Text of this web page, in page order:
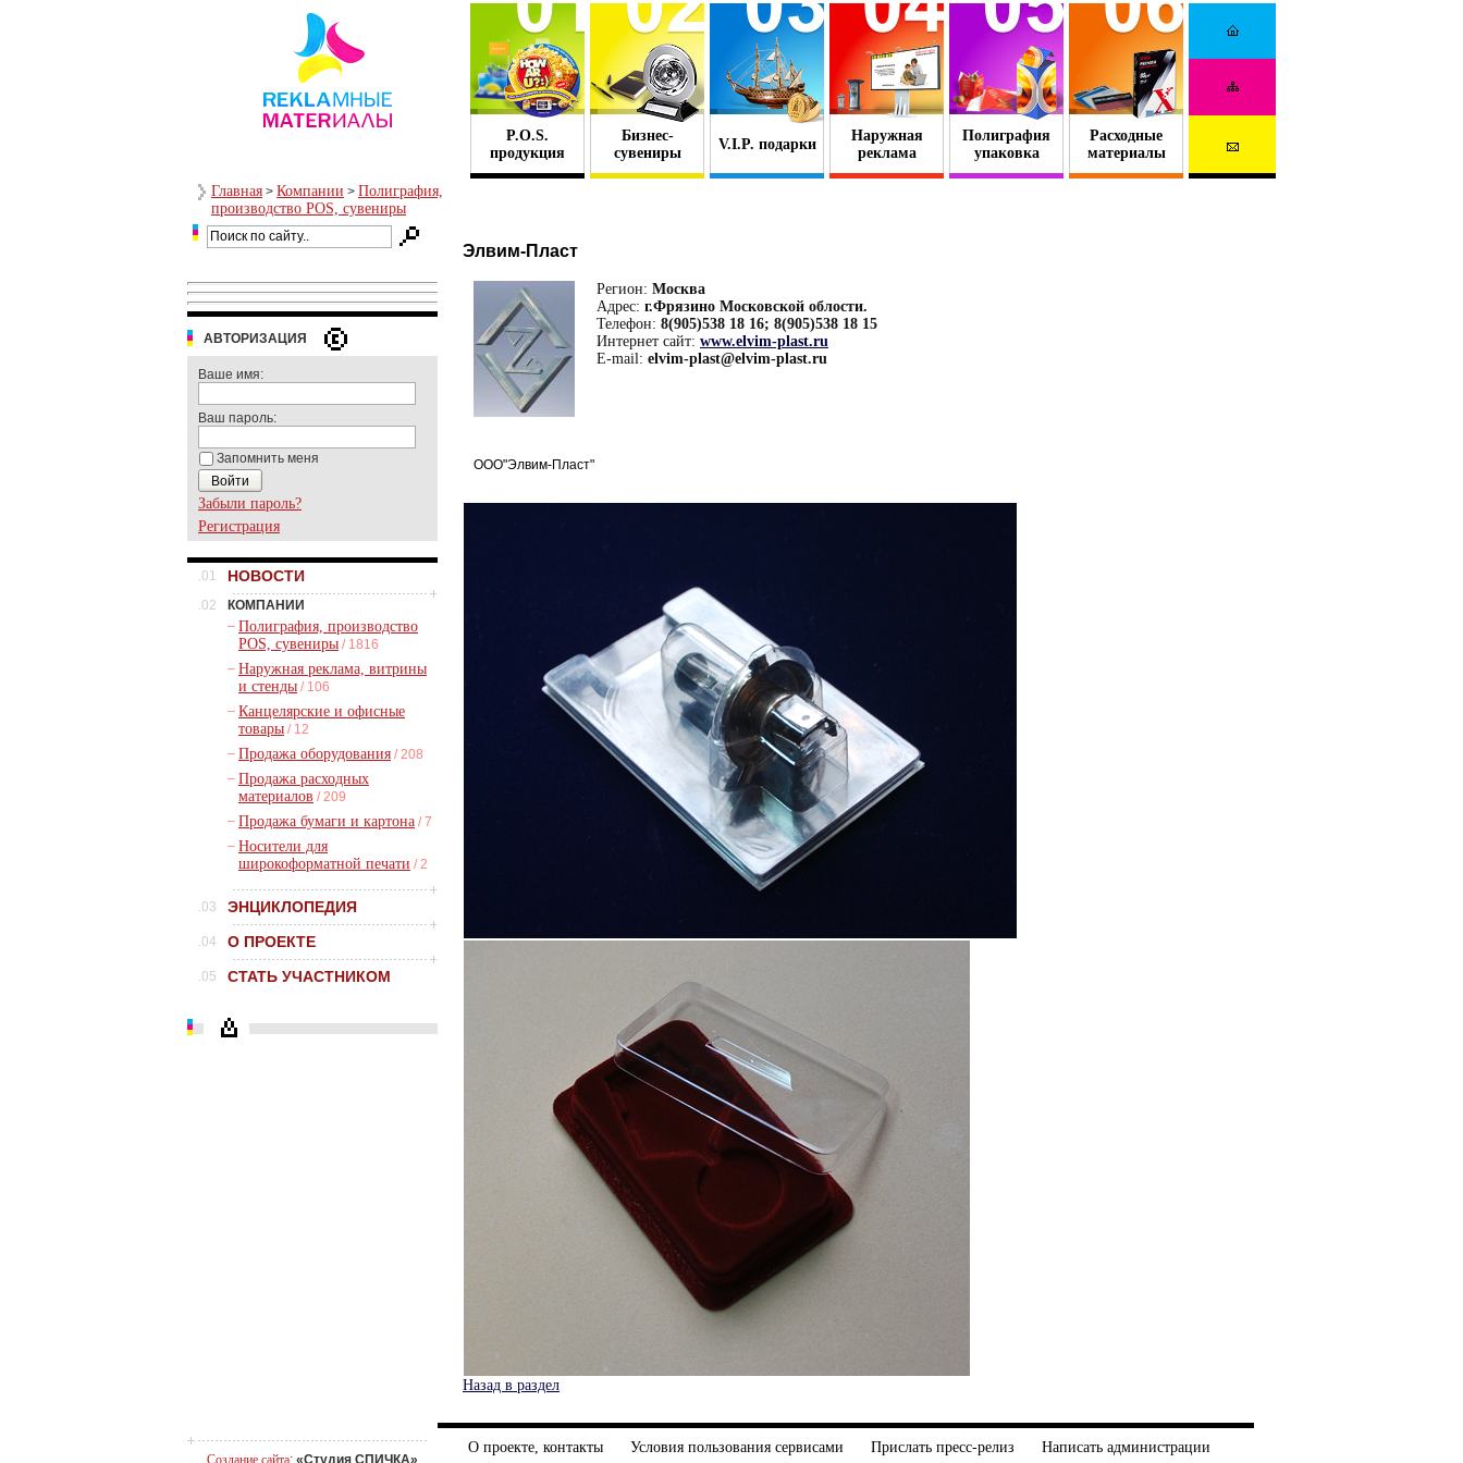
P.O.S.
продукция
Бизнес-
сувениры
V.I.P. подарки
Наружная
реклама
Полиграфия
упаковка
Расходные
материалы
Главная > Компании > Полиграфия,
производство POS, сувениры
АВТОРИЗАЦИЯ
Ваше имя:
Ваш пароль:
Запомнить меня
Забыли пароль?
Регистрация
.01 НОВОСТИ
.02
КОМПАНИИ
– Полиграфия, производство
POS, сувениры / 1816
– Наружная реклама, витрины
и стенды / 106
– Канцелярские и офисные
товары / 12
– Продажа оборудования / 208
– Продажа расходных
материалов / 209
– Продажа бумаги и картона / 7
– Носители для
широкоформатной печати / 2
.03 ЭНЦИКЛОПЕДИЯ
.04 О ПРОЕКТЕ
.05 СТАТЬ УЧАСТНИКОМ
Создание сайта: «Студия СПИЧКА»
Элвим-Пласт
Регион: Москва
Адрес: г.Фрязино Московской облости.
Телефон: 8(905)538 18 16; 8(905)538 18 15
Интернет сайт: www.elvim-plast.ru
E-mail: elvim-plast@elvim-plast.ru
ООО"Элвим-Пласт"
Назад в раздел
О проекте, контакты Условия пользования сервисами Прислать пресс-релиз Написать администрации